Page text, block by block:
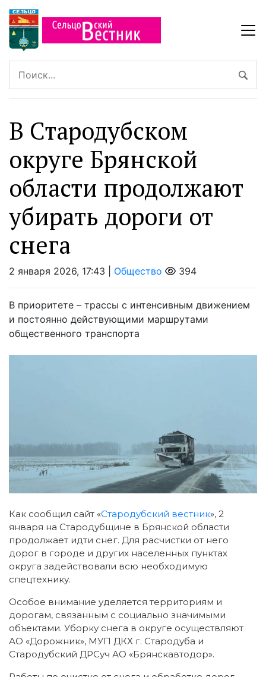
В Стародубском
округе Брянской
области продолжают
убирать дороги от
снега
2 января 2026, 17:43 | Общество 394
В приоритете – трассы с интенсивным движением
и постоянно действующими маршрутами
общественного транспорта
Как сообщил сайт «Стародубский вестник», 2
января на Стародубщине в Брянской области
продолжает идти снег. Для расчистки от него
дорог в городе и других населенных пунктах
округа задействовали всю необходимую
спецтехнику.
Особое внимание уделяется территориям и
дорогам, связанным с социально значимыми
объектами. Уборку снега в округе осуществляют
АО «Дорожник», МУП ДКХ г. Стародуба и
Стародубский ДРСуч АО «Брянскавтодор».